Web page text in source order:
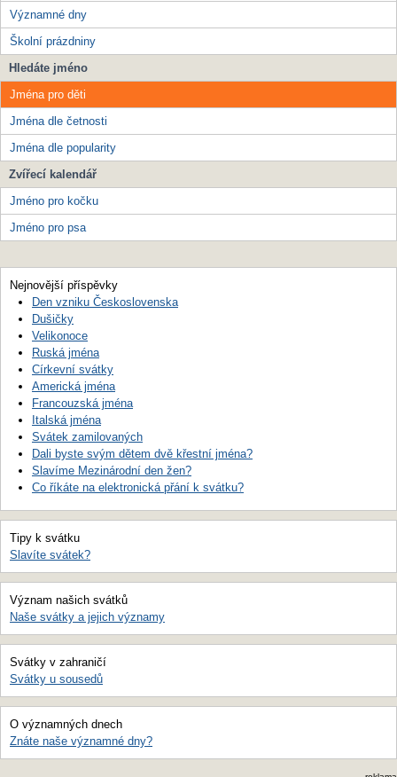
Významné dny
Školní prázdniny
Hledáte jméno
Jména pro děti
Jména dle četnosti
Jména dle popularity
Zvířecí kalendář
Jméno pro kočku
Jméno pro psa
Nejnovější příspěvky
Den vzniku Československa
Dušičky
Velikonoce
Ruská jména
Církevní svátky
Americká jména
Francouzská jména
Italská jména
Svátek zamilovaných
Dali byste svým dětem dvě křestní jména?
Slavíme Mezinárodní den žen?
Co říkáte na elektronická přání k svátku?
Tipy k svátku
Slavíte svátek?
Význam našich svátků
Naše svátky a jejich významy
Svátky v zahraničí
Svátky u sousedů
O významných dnech
Znáte naše významné dny?